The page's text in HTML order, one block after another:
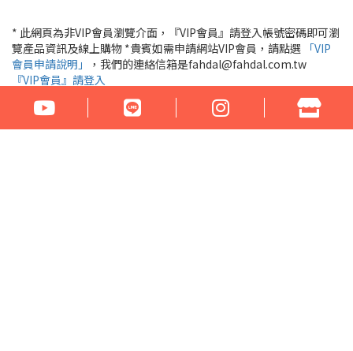
* 此網頁為非VIP會員瀏覽介面，『VIP會員』請登入帳號密碼即可瀏
覽產品資訊及線上購物 *貴賓如需申請網站VIP會員，請點選 「VIP
會員申請說明」
，我們的連絡信箱是fahdal@fahdal.com.tw
『VIP會員』請登入